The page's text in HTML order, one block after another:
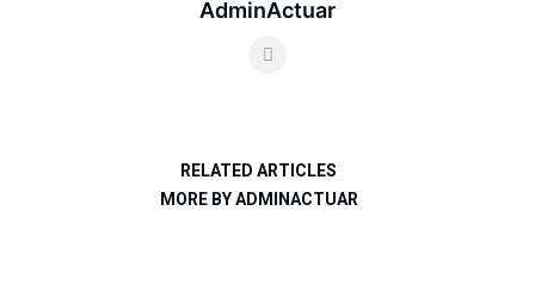
AdminActuar
RELATED ARTICLES
MORE BY ADMINACTUAR